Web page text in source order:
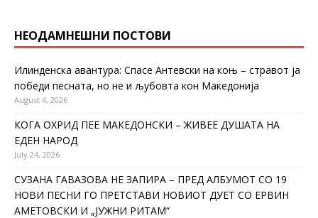
НЕОДАМНЕШНИ ПОСТОВИ
Илинденска авантура: Спасе Антевски на коњ – стравот ја
победи песната, но не и љубовта кон Македонија
August 4, 2026
КОГА ОХРИД ПЕЕ МАКЕДОНСКИ – ЖИВЕЕ ДУШАТА НА
ЕДЕН НАРОД
July 24, 2026
СУЗАНА ГАВАЗОВА НЕ ЗАПИРА – ПРЕД АЛБУМОТ СО 19
НОВИ ПЕСНИ ГО ПРЕТСТАВИ НОВИОТ ДУЕТ СО ЕРВИН
АМЕТОВСКИ И „ЈУЖНИ РИТАМ“